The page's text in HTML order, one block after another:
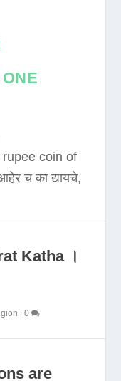
coin of
च का द्यायचे,
Katha ।
|0
are